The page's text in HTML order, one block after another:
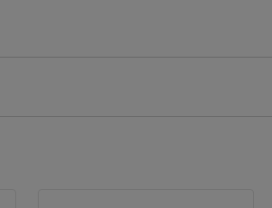
površinu za dobro prianjanje i